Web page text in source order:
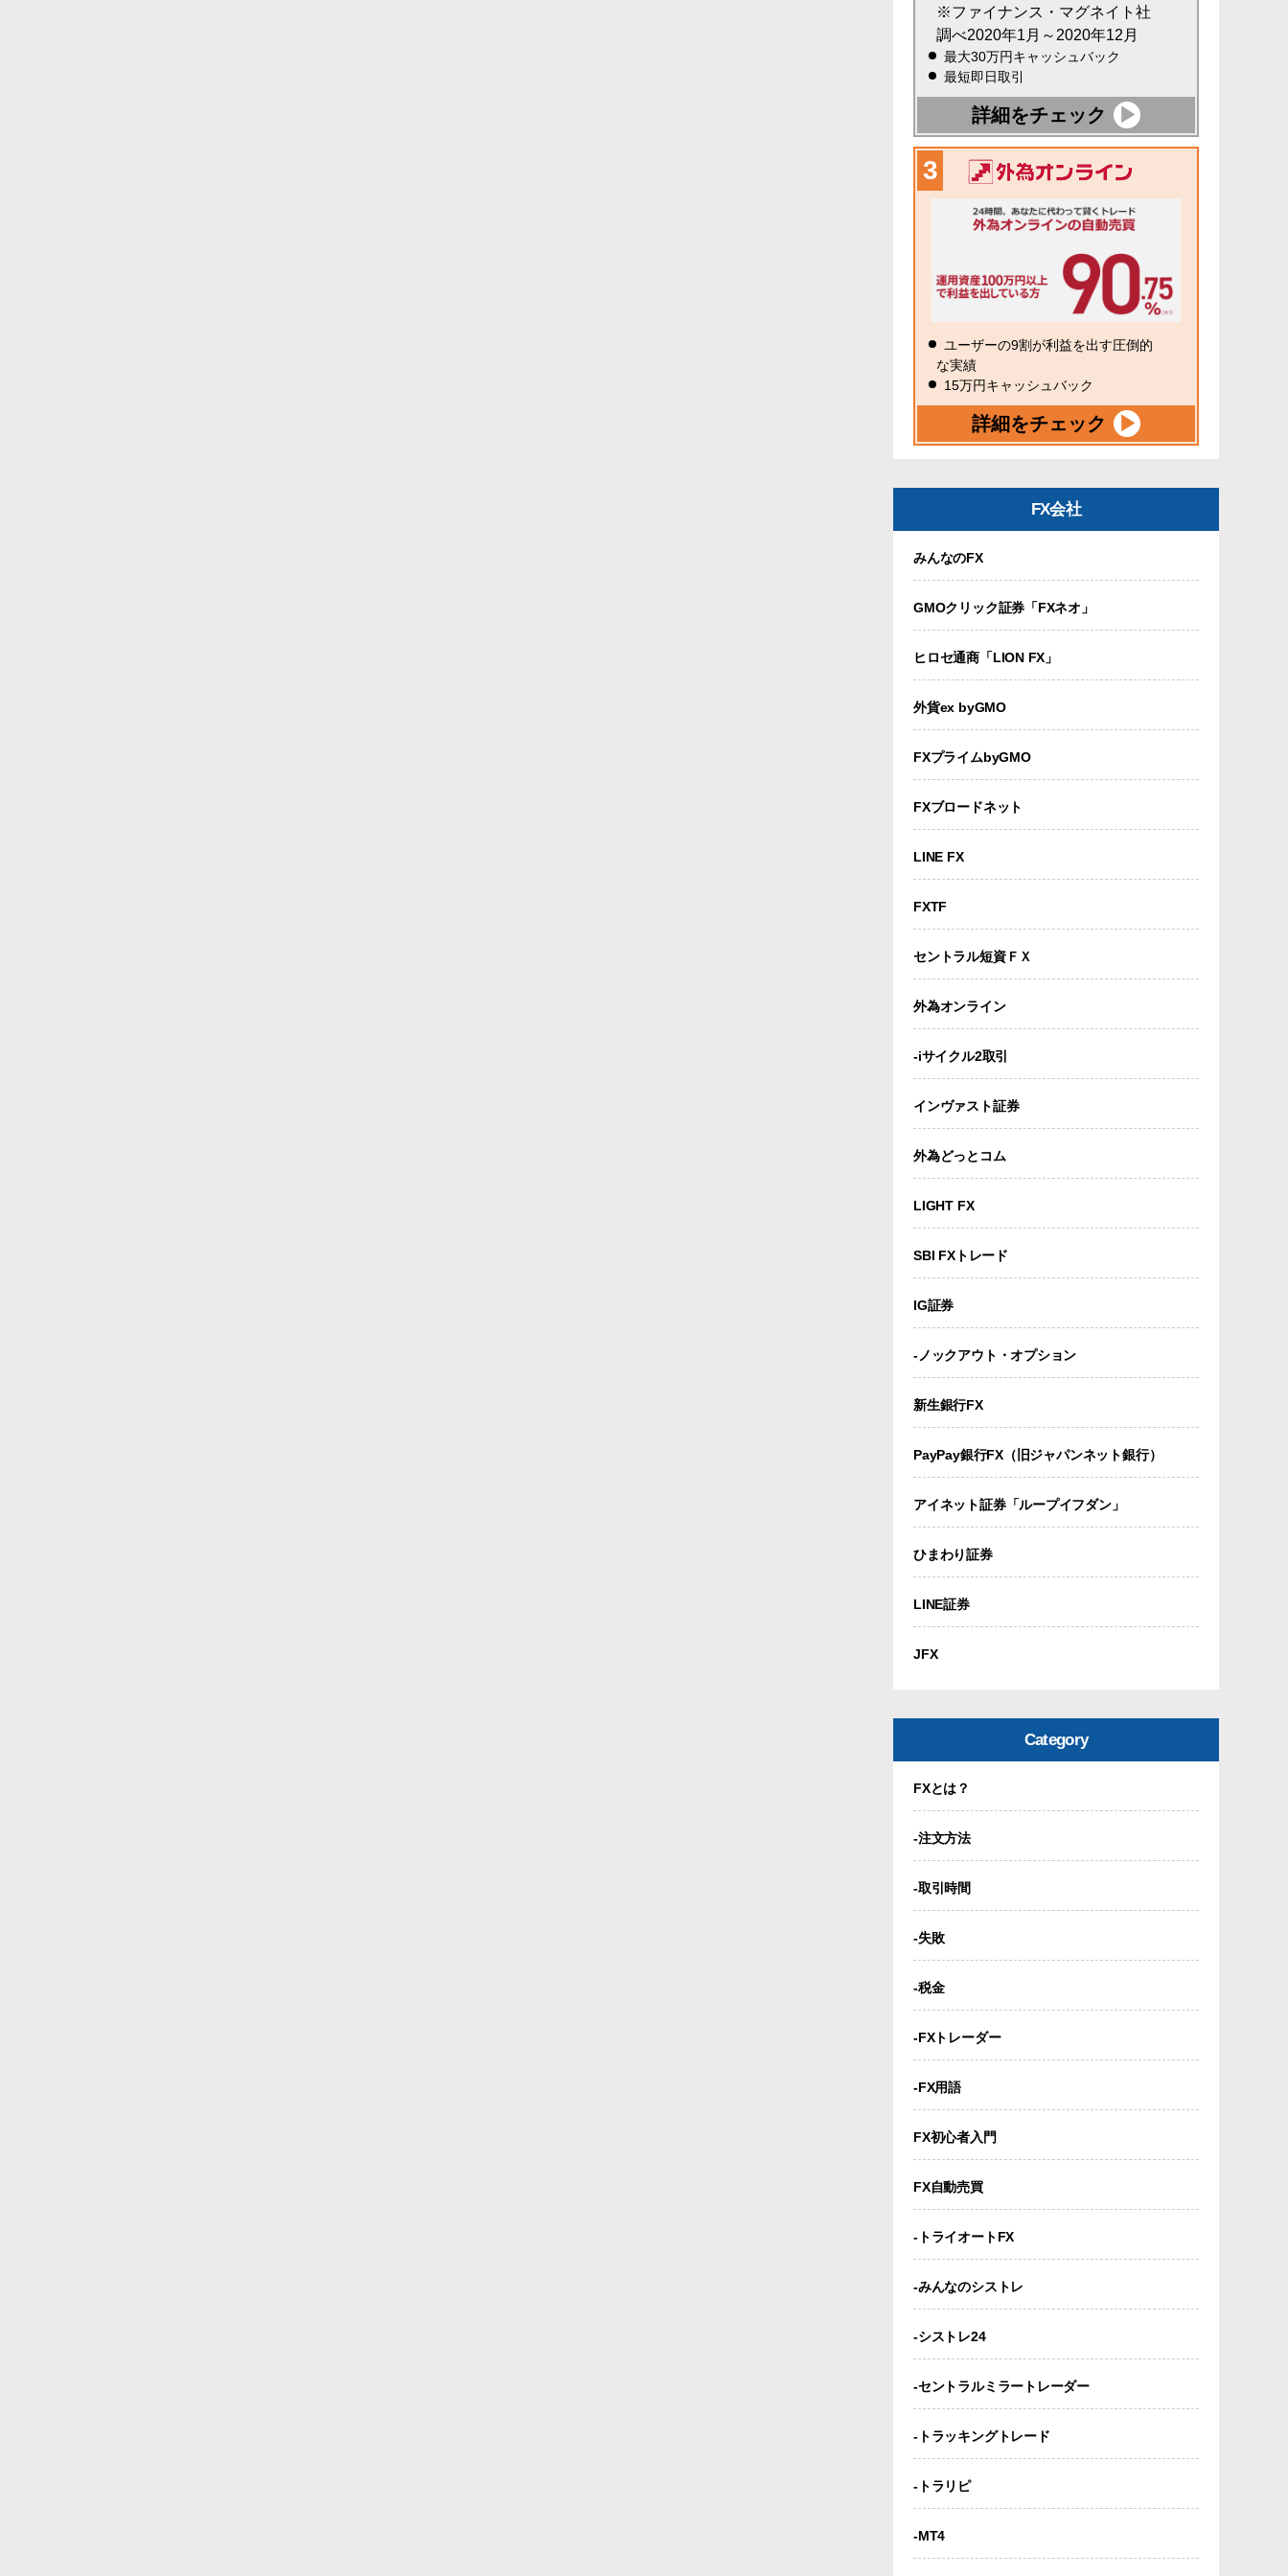
※ファイナンス・マグネイト社
調べ2020年1月～2020年12月
最大30万円キャッシュバック
最短即日取引
詳細をチェック
ユーザーの9割が利益を出す圧倒的
な実績
15万円キャッシュバック
詳細をチェック
FX会社
みんなのFX
GMOクリック証券「FXネオ」
ヒロセ通商「LION FX」
外貨ex byGMO
FXプライムbyGMO
FXブロードネット
LINE FX
FXTF
セントラル短資ＦＸ
外為オンライン
-iサイクル2取引
インヴァスト証券
外為どっとコム
LIGHT FX
SBI FXトレード
IG証券
-ノックアウト・オプション
新生銀行FX
PayPay銀行FX（旧ジャパンネット銀行）
アイネット証券「ループイフダン」
ひまわり証券
LINE証券
JFX
Category
FXとは？
-注文方法
-取引時間
-失敗
-税金
-FXトレーダー
-FX用語
FX初心者入門
FX自動売買
-トライオートFX
-みんなのシストレ
-シストレ24
-セントラルミラートレーダー
-トラッキングトレード
-トラリピ
-MT4